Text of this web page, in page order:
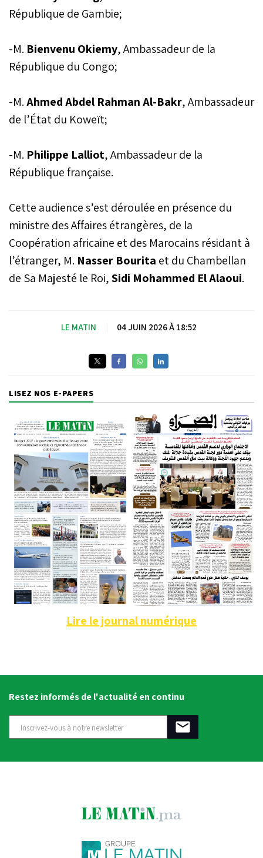
République de Gambie;
-M. Bienvenu Okiemy, Ambassadeur de la
République du Congo;
-M.Ahmed Abdel Rahman Al-Bakr, Ambassadeur
de l’État du Koweït;
-M. Philippe Lalliot, Ambassadeur de la
République française.
Cette audience s’est déroulée en présence du
ministre des Affaires étrangères, de la
Coopération africaine et des Marocains résidant à
l’étranger, M. Nasser Bourita et du Chambellan
de Sa Majesté le Roi,Sidi Mohammed El Alaoui.
LE MATIN 04 JUIN 2026 À 18:52
LISEZ NOS E-PAPERS
Lire le journal numérique
Restez informés de l'actualité en continu